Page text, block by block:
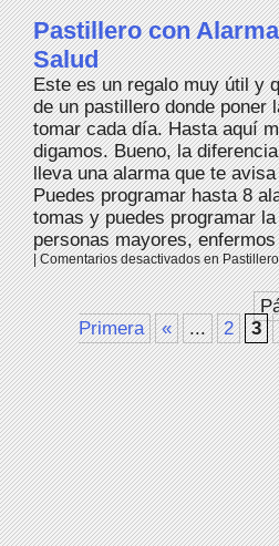
Pastillero con
Salud
Este es un regalo muy útil y
de un pastillero donde poner
tomar cada día. Hasta aquí
digamos. Bueno, la
lleva una alarma que te
Puedes programar hasta 8
tomas y puedes programar
personas mayores,
|Comentarios desactivadosen
Primera
« ... 2 3